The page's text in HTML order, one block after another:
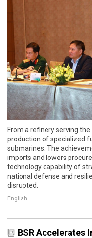
From a refinery serving
production of specialized
submarines. The
imports and lowers
technology capability of
national defense and
disrupted.
English
BSR Accelerates